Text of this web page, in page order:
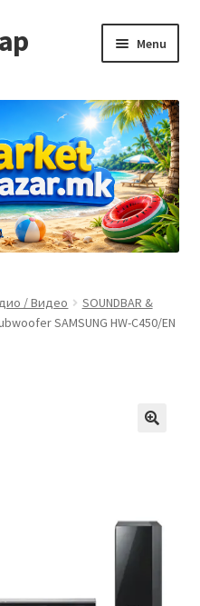
Menu
/ Видео
SOUNDBAR &
SAMSUNG HW-C450/EN